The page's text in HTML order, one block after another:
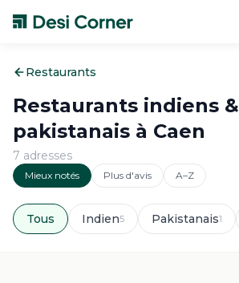
Restaurants
Restaurants indiens &
pakistanais à Caen
7 adresses
Mieux notés Plus d'avis A–Z
Tous Indien5 Pakistanais1